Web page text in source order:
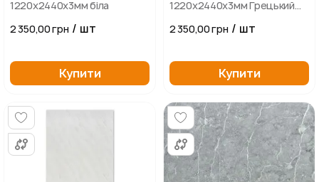
1220х2440х3мм біла
2 350,00 грн / шт
Купити
1220х2440х3мм Грецький
2 350,00 грн / шт
Купити